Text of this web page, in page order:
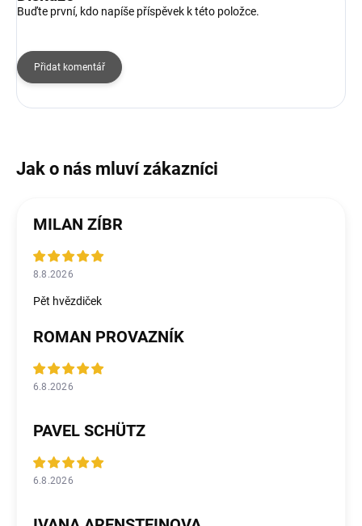
Buďte první, kdo napíše příspěvek k této položce.
Přidat komentář
MILAN ZÍBR
8.8.2026
Pět hvězdiček
ROMAN PROVAZNÍK
6.8.2026
PAVEL SCHÜTZ
6.8.2026